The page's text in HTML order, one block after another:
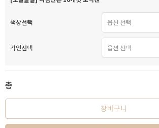
색상선택
각인선택
총
장바구니